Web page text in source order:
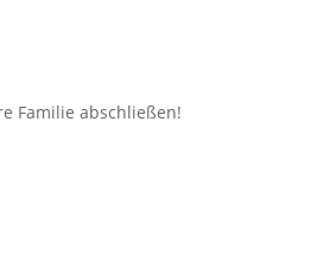
Familie abschließen!